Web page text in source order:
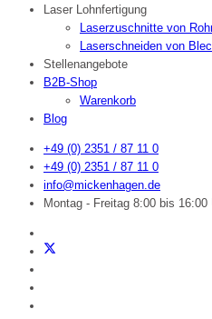
Laser Lohnfertigung
Laserzuschnitte von
Laserschneiden von
Stellenangebote
B2B-Shop
Warenkorb
Blog
+49 (0) 2351 / 87 11 0
+49 (0) 2351 / 87 11 0
info@mickenhagen.de
Montag - Freitag 8:00 bis 16:00